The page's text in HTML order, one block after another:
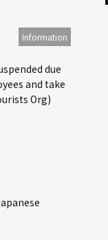
Information
due
and take
Org)